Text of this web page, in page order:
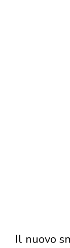
Il nuovo